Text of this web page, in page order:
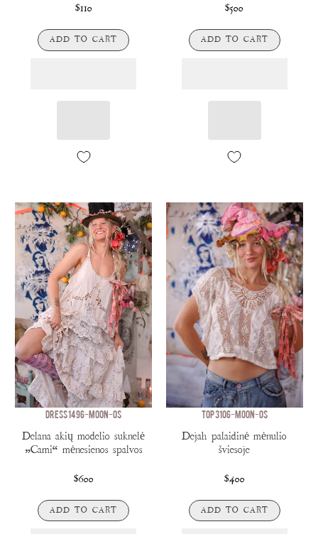
$110
ADD TO CART
$500
ADD TO CART
DRESS 1496-MOON-OS
Delana akių modelio suknelė
„Cami“ mėnesienos spalvos
$600
ADD TO CART
TOP 3106-MOON-OS
Dejah palaidinė mėnulio
šviesoje
$400
ADD TO CART